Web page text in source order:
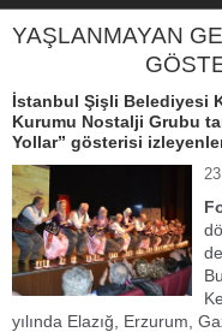
YAŞLANMAYAN
İstanbul Şişli Belediyesi
Kurumu Nostalji Grubu
Yollar” gösterisi
yılında Elazığ, Erzurum,